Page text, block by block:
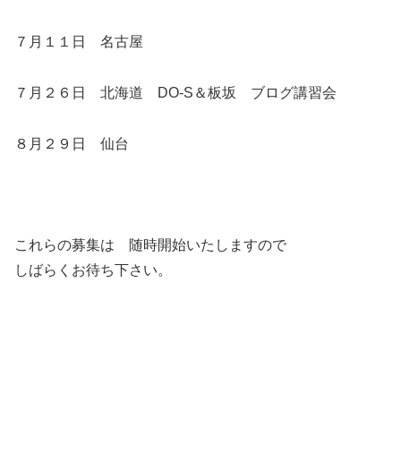
７月１１日 名古屋
７月２６日 北海道 DO-S＆板坂 ブログ講習会
８月２９日 仙台
これらの募集は 随時開始いたしますので
しばらくお待ち下さい。